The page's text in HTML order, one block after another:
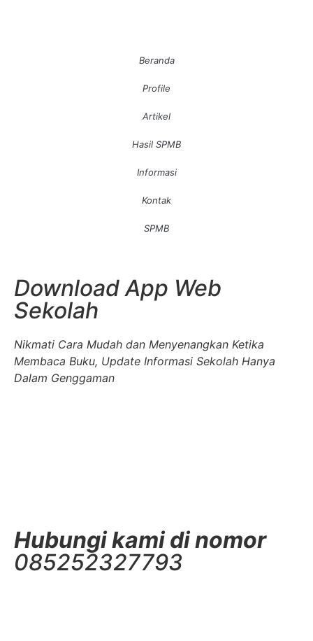
Beranda
Profile
Artikel
Hasil SPMB
Informasi
Kontak
SPMB
Download App Web
Sekolah
Nikmati Cara Mudah dan Menyenangkan Ketika
Membaca Buku, Update Informasi Sekolah Hanya
Dalam Genggaman
Hubungi kami di nomor
085252327793